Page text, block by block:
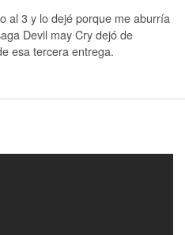
al 3 y lo dejé porque me aburría
Devil may Cry dejó de
esa tercera entrega.